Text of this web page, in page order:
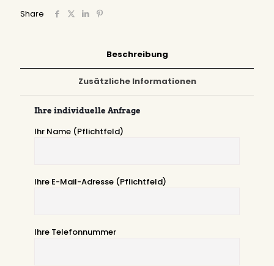
Share
Beschreibung
Zusätzliche Informationen
Ihre individuelle Anfrage
Ihr Name (Pflichtfeld)
Ihre E-Mail-Adresse (Pflichtfeld)
Ihre Telefonnummer